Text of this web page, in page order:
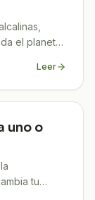
el planeta.
Leer
uno o
tu